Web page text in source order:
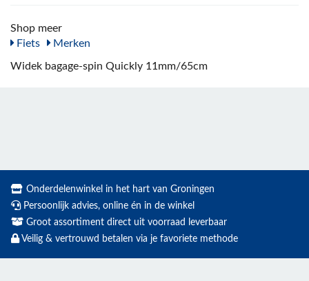
Shop meer
Fiets
Merken
Widek bagage-spin Quickly 11mm/65cm
Onderdelenwinkel in het hart van Groningen
Persoonlijk advies, online én in de winkel
Groot assortiment direct uit voorraad leverbaar
Veilig & vertrouwd betalen via je favoriete methode